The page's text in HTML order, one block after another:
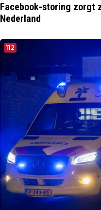
Facebook-storing zorgt
Nederland
112